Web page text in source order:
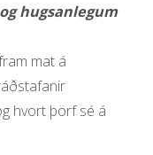
hugsanlegum
mat á
hvort þörf sé á